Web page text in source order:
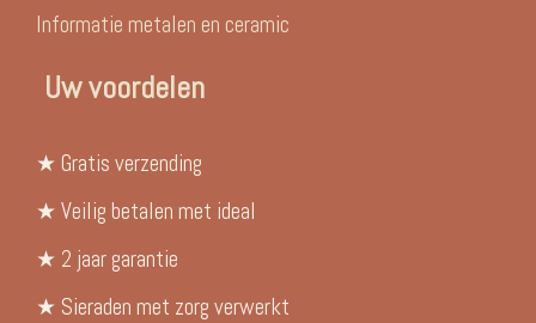
Informatie metalen en ceramic
Uw voordelen
★ Gratis verzending
★ Veilig betalen met ideal
★ 2 jaar garantie
★ Sieraden met zorg verwerkt